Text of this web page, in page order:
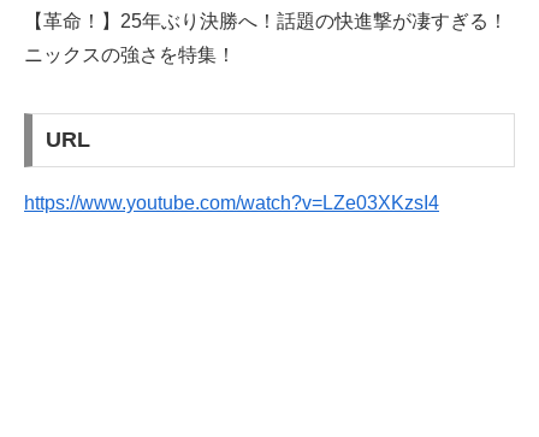
【革命！】25年ぶり決勝へ！話題の快進撃が凄すぎる！
ニックスの強さを特集！
URL
https://www.youtube.com/watch?v=LZe03XKzsI4